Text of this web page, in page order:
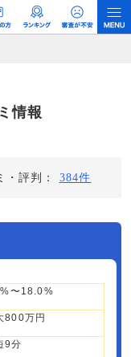
ルです。 ただし、特定の
ユーザーへの口コミ収集な
。情報
評判： 384件
〜18.0%
800万円
9分